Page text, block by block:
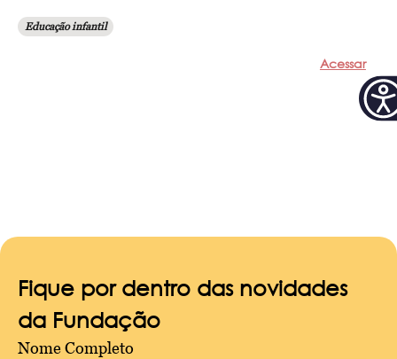
Educação infantil
Acessar
Fique por dentro das novidades
da Fundação
Nome Completo